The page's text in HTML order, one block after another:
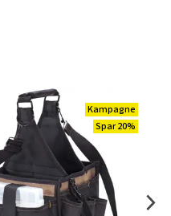
Kampagne
Spar 20%